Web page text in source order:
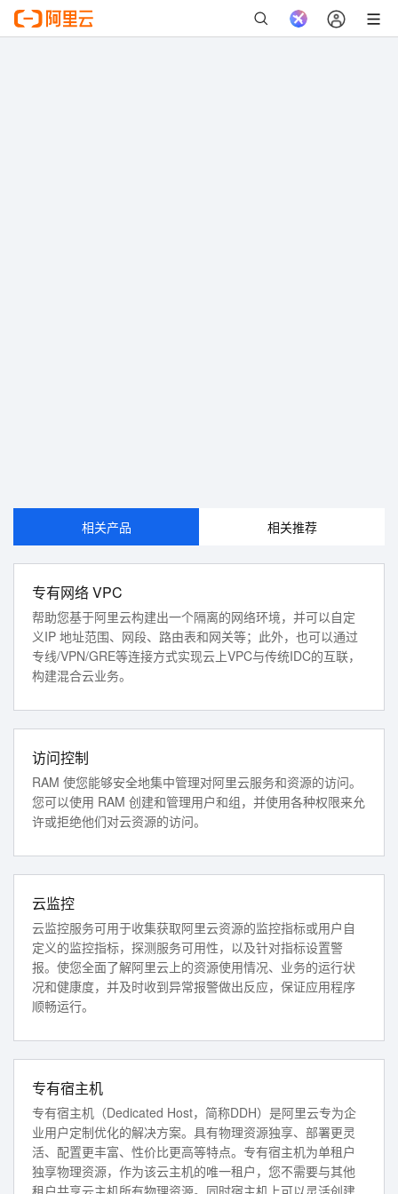
相关产品 相关推荐
专有网络 VPC
帮助您基于阿里云构建出一个隔离的网络环境，并可以自定
义IP 地址范围、网段、路由表和网关等；此外，也可以通过
专线/VPN/GRE等连接方式实现云上VPC与传统IDC的互联，
构建混合云业务。
访问控制
RAM 使您能够安全地集中管理对阿里云服务和资源的访问。
您可以使用 RAM 创建和管理用户和组，并使用各种权限来允
许或拒绝他们对云资源的访问。
云监控
云监控服务可用于收集获取阿里云资源的监控指标或用户自
定义的监控指标，探测服务可用性，以及针对指标设置警
报。使您全面了解阿里云上的资源使用情况、业务的运行状
况和健康度，并及时收到异常报警做出反应，保证应用程序
顺畅运行。
专有宿主机
专有宿主机（Dedicated Host，简称DDH）是阿里云专为企
业用户定制优化的解决方案。具有物理资源独享、部署更灵
活、配置更丰富、性价比更高等特点。专有宿主机为单租户
独享物理资源，作为该云主机的唯一租户，您不需要与其他
租户共享云主机所有物理资源。同时宿主机上可以灵活创建
如果您是企业账号，可以生成子账号授权访问。